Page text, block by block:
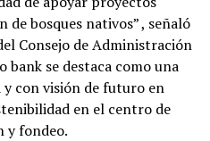
bosques nativos” , señaló
Consejo de Administración
bank se destaca como una
con visión de futuro en
en el centro de
y fondeo.